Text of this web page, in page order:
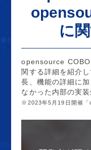
に
opensource
関する詳細を紹介
長、機能の詳細に
なかった内部の実
※2023年5月19日開催「